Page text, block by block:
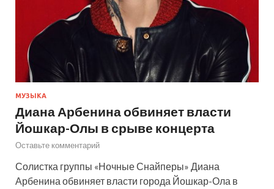
МУЗЫКА
Диана Арбенина обвиняет власти
Йошкар-Олы в срыве концерта
Оставьте комментарий
Солистка группы «Ночные Снайперы» Диана
Арбенина обвиняет власти города Йошкар-Ола в